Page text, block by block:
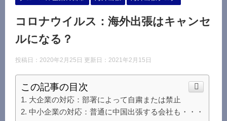
コロナウイルス：海外出張はキャンセ
ルになる？
投稿日：2020年2月25日 更新日： 2021年2月15日
この記事の目次
大企業の対応：部署によって自粛または禁止
中小企業の対応：普通に中国出張する会社も・・・